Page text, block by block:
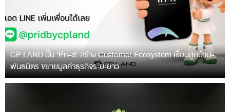
CP LAND ปั้น ‘Pri-d’ สร้าง Customer Ecosystem เชื่อมลูกบ้าน-
พันธมิตร ขยายมูลค่าธุรกิจระยะยาว